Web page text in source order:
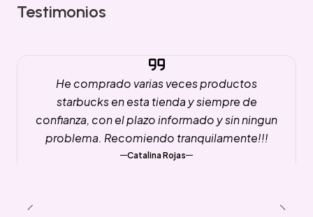
Testimonios
He comprado varias veces productos
starbucks en esta tienda y siempre de
confianza, con el plazo informado y sin ningun
problema. Recomiendo tranquilamente!!!
Catalina Rojas